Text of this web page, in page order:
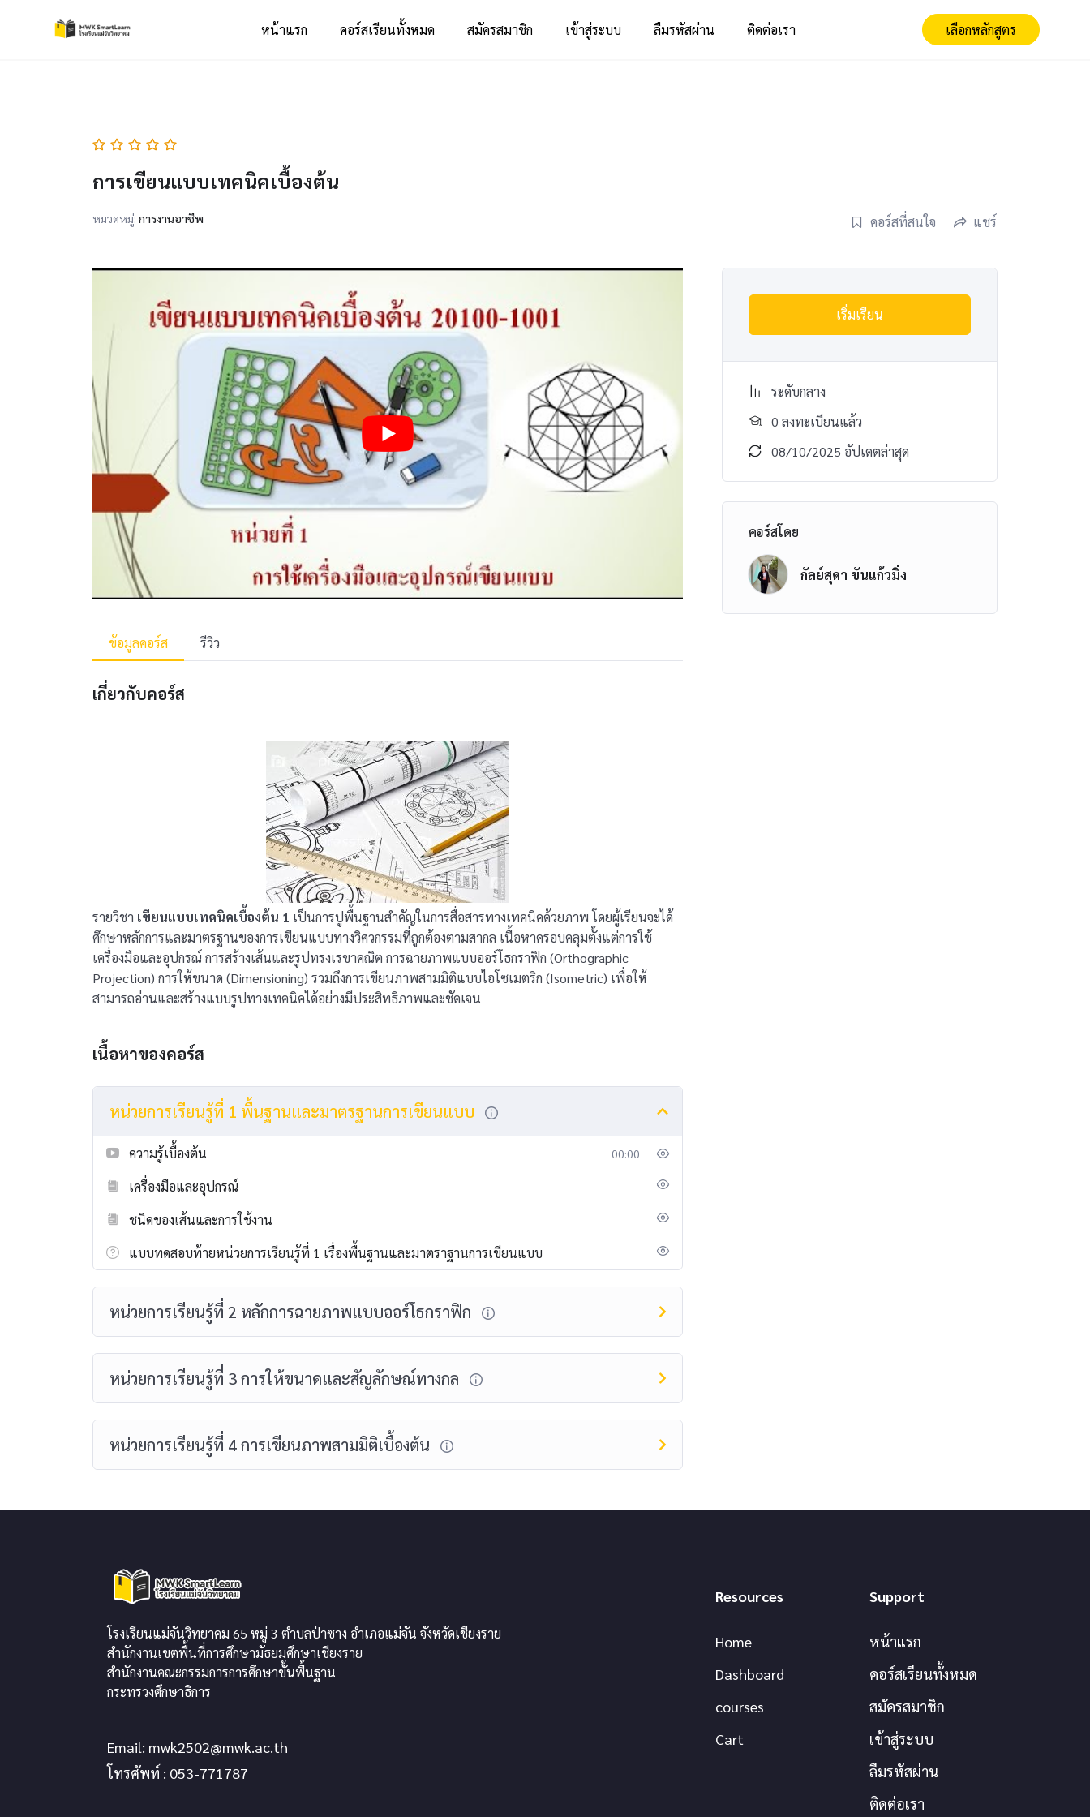
หน้าแรก คอร์สเรียนทั้งหมด สมัครสมาชิก เข้าสู่ระบบ ลืมรหัสผ่าน ติดต่อเรา เลือกหลักสูตร
การเขียนแบบเทคนิคเบื้องต้น
หมวดหมู่: การงานอาชีพ คอร์สที่สนใจ แชร์
ข้อมูลคอร์ส รีวิว
เกี่ยวกับคอร์ส
รายวิชา เขียนแบบเทคนิคเบื้องต้น 1 เป็นการปูพื้นฐานสำคัญในการสื่อสารทางเทคนิคด้วยภาพ โดยผู้เรียนจะได้
ศึกษาหลักการและมาตรฐานของการเขียนแบบทางวิศวกรรมที่ถูกต้องตามสากล เนื้อหาครอบคลุมตั้งแต่การใช้
เครื่องมือและอุปกรณ์ การสร้างเส้นและรูปทรงเรขาคณิต การฉายภาพแบบออร์โธกราฟิก (Orthographic
Projection) การให้ขนาด (Dimensioning) รวมถึงการเขียนภาพสามมิติแบบไอโซเมตริก (Isometric) เพื่อให้
สามารถอ่านและสร้างแบบรูปทางเทคนิคได้อย่างมีประสิทธิภาพและชัดเจน
เนื้อหาของคอร์ส
หน่วยการเรียนรู้ที่ 1 พื้นฐานและมาตรฐานการเขียนแบบ
ความรู้เบื้องต้น 00:00
เครื่องมือและอุปกรณ์
ชนิดของเส้นและการใช้งาน
แบบทดสอบท้ายหน่วยการเรียนรู้ที่ 1 เรื่องพื้นฐานและมาตราฐานการเขียนแบบ
หน่วยการเรียนรู้ที่ 2 หลักการฉายภาพแบบออร์โธกราฟิก
หน่วยการเรียนรู้ที่ 3 การให้ขนาดและสัญลักษณ์ทางกล
หน่วยการเรียนรู้ที่ 4 การเขียนภาพสามมิติเบื้องต้น
เริ่มเรียน
ระดับกลาง
0 ลงทะเบียนแล้ว
08/10/2025 อัปเดตล่าสุด
คอร์สโดย
กัลย์สุดา ขันแก้วมิ่ง
โรงเรียนแม่จันวิทยาคม 65 หมู่ 3 ตำบลป่าซาง อำเภอแม่จัน จังหวัดเชียงราย
สำนักงานเขตพื้นที่การศึกษามัธยมศึกษาเชียงราย
สำนักงานคณะกรรมการการศึกษาขั้นพื้นฐาน
กระทรวงศึกษาธิการ
Email: mwk2502@mwk.ac.th
โทรศัพท์ : 053-771787
Resources
Home
Dashboard
courses
Cart
Support
หน้าแรก
คอร์สเรียนทั้งหมด
สมัครสมาชิก
เข้าสู่ระบบ
ลืมรหัสผ่าน
ติดต่อเรา